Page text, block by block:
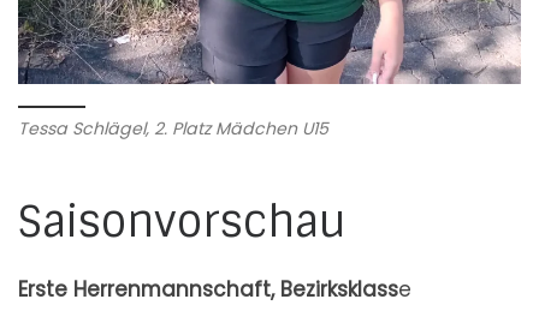
Tessa Schlägel, 2. Platz Mädchen U15
Saisonvorschau
Erste Herrenmannschaft, Bezirksklasse